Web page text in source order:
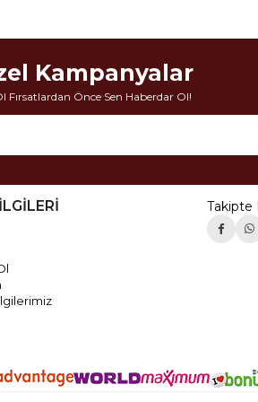
Kampanyalar
Fırsatlardan Önce Sen Haberdar Ol!
Takipte